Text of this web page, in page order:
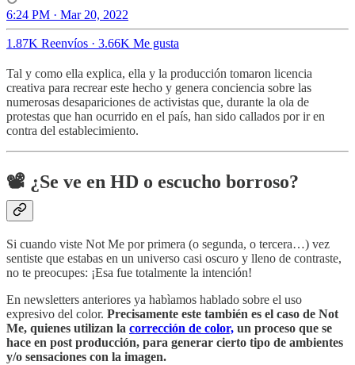
6:24 PM · Mar 20, 2022
1.87K Reenvíos · 3.66K Me gusta
Tal y como ella explica, ella y la producción tomaron licencia
creativa para recrear este hecho y genera conciencia sobre las
numerosas desapariciones de activistas que, durante la ola de
protestas que han ocurrido en el país, han sido callados por ir en
contra del establecimiento.
📽 ¿Se ve en HD o escucho borroso?
Si cuando viste Not Me por primera (o segunda, o tercera…) vez
sentiste que estabas en un universo casi oscuro y lleno de contraste,
no te preocupes: ¡Esa fue totalmente la intención!
En newsletters anteriores ya habìamos hablado sobre el uso
expresivo del color. Precisamente este también es el caso de Not
Me, quienes utilizan la corrección de color, un proceso que se
hace en post producción, para generar cierto tipo de ambientes
y/o sensaciones con la imagen.